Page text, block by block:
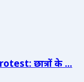
छात्रों के ...